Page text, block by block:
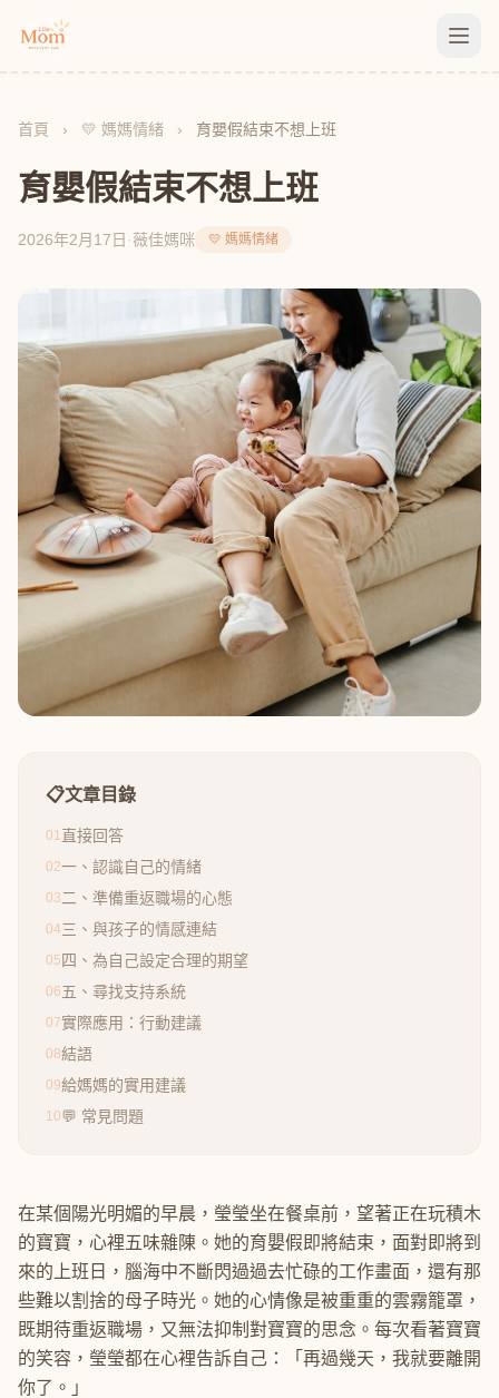
首頁 › 💛 媽媽情緒 › 育嬰假結束不想上班
育嬰假結束不想上班
2026年2月17日 ·薇佳媽咪 💛 媽媽情緒
📋文章目錄
01直接回答
02一、認識自己的情緒
03 二、準備重返職場的心態
04三、與孩子的情感連結
05 四、為自己設定合理的期望
06五、尋找支持系統
07實際應用：行動建議
08結語
09給媽媽的實用建議
10💬 常見問題
在某個陽光明媚的早晨，瑩瑩坐在餐桌前，望著正在玩積木
的寶寶，心裡五味雜陳。她的育嬰假即將結束，面對即將到
來的上班日，腦海中不斷閃過過去忙碌的工作畫面，還有那
些難以割捨的母子時光。她的心情像是被重重的雲霧籠罩，
既期待重返職場，又無法抑制對寶寶的思念。每次看著寶寶
的笑容，瑩瑩都在心裡告訴自己：「再過幾天，我就要離開
你了。」